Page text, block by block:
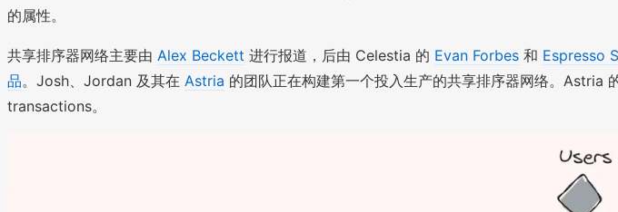
的属性。
共享排序器网络主要由 Alex Beckett 进行报道，后由 Celestia 的 Evan Forbes 和 Espresso
品。Josh、Jordan 及其在 Astria 的团队正在构建第一个投入生产的共享排序器网络。Astria
transactions。